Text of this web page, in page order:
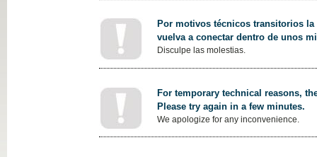
Por motivos técnicos transitorios
vuelva a conectar dentro de unos
Disculpe las molestias.
For temporary technical reasons,
Please try again in a few minutes.
We apologize for any inconvenience.